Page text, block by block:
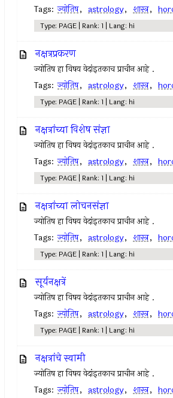
Tags: ज्योतिष, astrology, शास्त्र,
Type: PAGE | Rank: 1 | Lang: hi
नक्षत्रप्रकरण
ज्योतिष हा विषय वेदांइतकाच प्राचीन आहे .
Tags: ज्योतिष, astrology, शास्त्र,
Type: PAGE | Rank: 1 | Lang: hi
नक्षत्रांच्या विशेष संज्ञा
ज्योतिष हा विषय वेदांइतकाच प्राचीन आहे .
Tags: ज्योतिष, astrology, शास्त्र,
Type: PAGE | Rank: 1 | Lang: hi
नक्षत्रांच्या लोचनसंज्ञा
ज्योतिष हा विषय वेदांइतकाच प्राचीन आहे .
Tags: ज्योतिष, astrology, शास्त्र,
Type: PAGE | Rank: 1 | Lang: hi
सूर्यनक्षत्रें
ज्योतिष हा विषय वेदांइतकाच प्राचीन आहे .
Tags: ज्योतिष, astrology, शास्त्र,
Type: PAGE | Rank: 1 | Lang: hi
नक्षत्रांचे स्वामी
ज्योतिष हा विषय वेदांइतकाच प्राचीन आहे .
Tags: ज्योतिष, astrology, शास्त्र,